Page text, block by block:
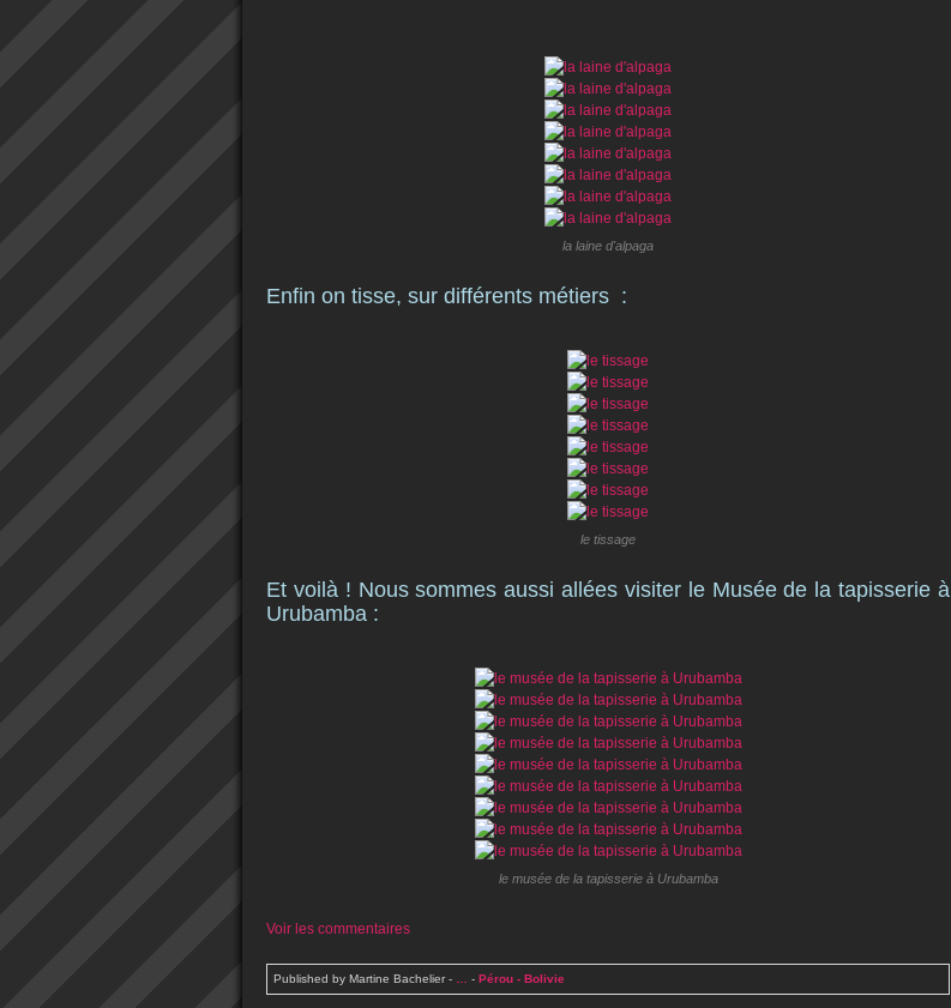
la laine d'alpaga
Enfin on tisse, sur différents métiers :
le tissage
Et voilà ! Nous sommes aussi allées visiter le Musée de la tapisserie à
Urubamba :
le musée de la tapisserie à Urubamba
Voir les commentaires
Published by Martine Bachelier- - Pérou - Bolivie